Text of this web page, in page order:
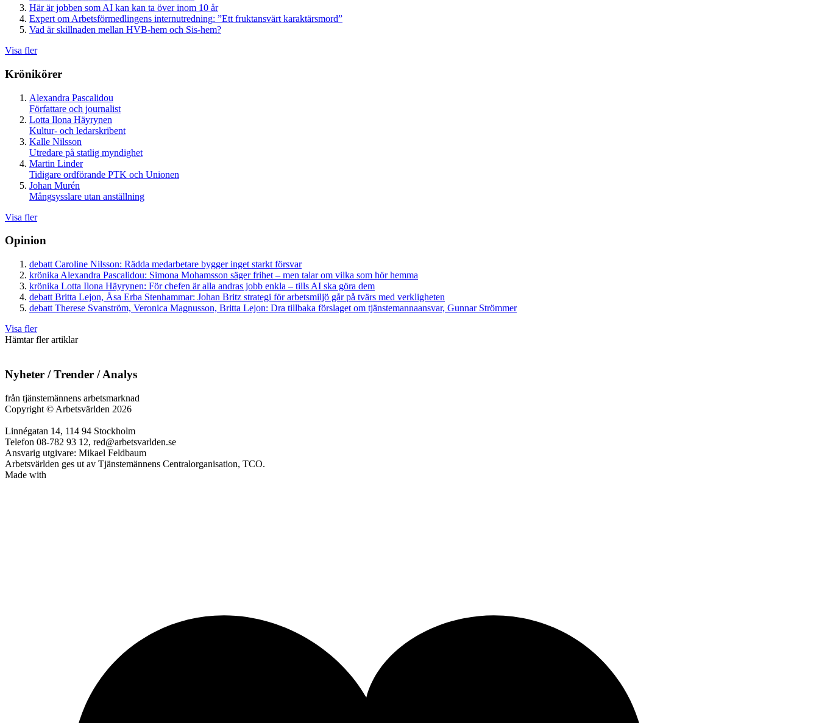
Här är jobben som AI kan kan ta över inom 10 år
Expert om Arbetsförmedlingens internutredning: ”Ett fruktansvärt karaktärsmord”
Vad är skillnaden mellan HVB-hem och Sis-hem?
Visa fler
Krönikörer
Alexandra Pascalidou
Författare och journalist
Lotta Ilona Häyrynen
Kultur- och ledarskribent
Kalle Nilsson
Utredare på statlig myndighet
Martin Linder
Tidigare ordförande PTK och Unionen
Johan Murén
Mångsysslare utan anställning
Visa fler
Opinion
debatt Caroline Nilsson: Rädda medarbetare bygger inget starkt försvar
krönika Alexandra Pascalidou: Simona Mohamsson säger frihet – men talar om vilka som hör hemma
krönika Lotta Ilona Häyrynen: För chefen är alla andras jobb enkla – tills AI ska göra dem
debatt Britta Lejon, Åsa Erba Stenhammar: Johan Britz strategi för arbetsmiljö går på tvärs med verkligheten
debatt Therese Svanström, Veronica Magnusson, Britta Lejon: Dra tillbaka förslaget om tjänstemannaansvar, Gunnar Strömmer
Visa fler
Hämtar fler artiklar
Nyheter / Trender / Analys
från tjänstemännens arbetsmarknad
Copyright © Arbetsvärlden 2026
Linnégatan 14, 114 94 Stockholm
Telefon 08-782 93 12, red@arbetsvarlden.se
Ansvarig utgivare: Mikael Feldbaum
Arbetsvärlden ges ut av Tjänstemännens Centralorganisation, TCO.
Made with